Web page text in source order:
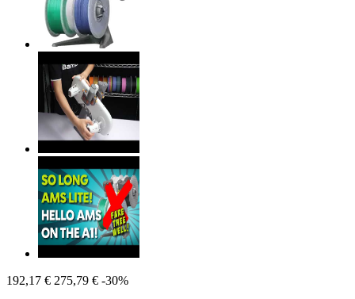
192,17 € 275,79 € -30%